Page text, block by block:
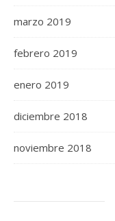
marzo 2019
febrero 2019
enero 2019
diciembre 2018
noviembre 2018